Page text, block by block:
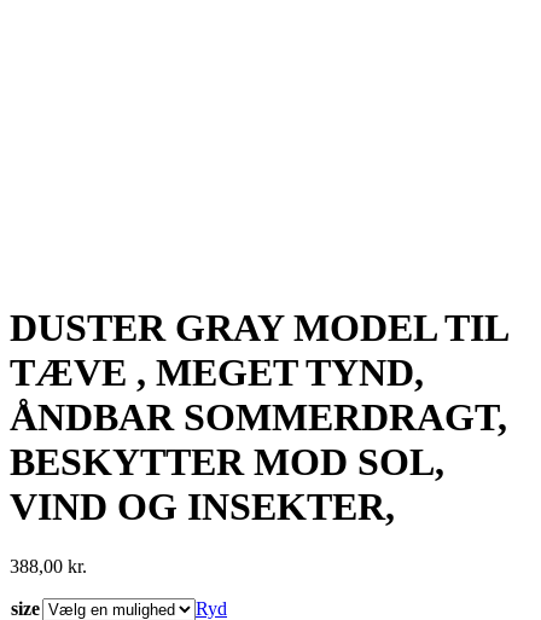
DUSTER GRAY MODEL TIL
TÆVE , MEGET TYND,
ÅNDBAR SOMMERDRAGT,
BESKYTTER MOD SOL,
VIND OG INSEKTER,
388,00 kr.
size
Ryd